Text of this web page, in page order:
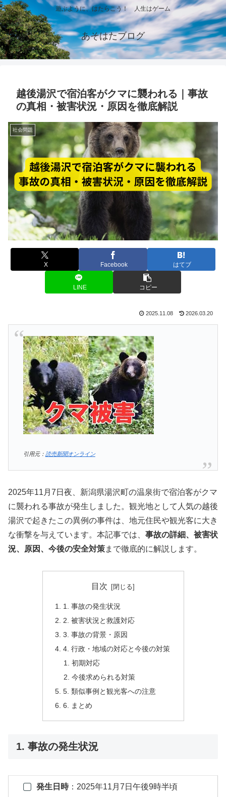
遊ぶように、はたらこう！ 人生はゲーム
あそはたブログ
越後湯沢で宿泊客がクマに襲われる｜事故
の真相・被害状況・原因を徹底解説
社会問題
X Facebook はてブ
LINE コピー
2025.11.08 2026.03.20
引用元： 読売新聞オンライン
2025年11月7日夜、新潟県湯沢町の温泉街で宿泊客がクマ
に襲われる事故が発生しました。観光地として人気の越後
湯沢で起きたこの異例の事件は、地元住民や観光客に大き
な衝撃を与えています。本記事では、 事故の詳細、被害状
況、原因、今後の安全対策まで徹底的に解説します。
目次
1. 事故の発生状況
2. 被害状況と救護対応
3. 事故の背景・原因
4. 行政・地域の対応と今後の対策
初期対応
今後求められる対策
5. 類似事例と観光客への注意
6. まとめ
1. 事故の発生状況
発生日時：2025年11月7日午後9時半頃